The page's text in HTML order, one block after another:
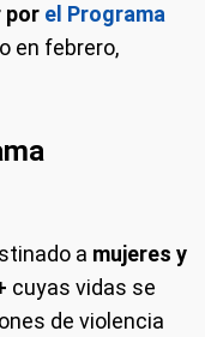
por el Programa
en febrero,
a mujeres y
cuyas vidas se
de violencia